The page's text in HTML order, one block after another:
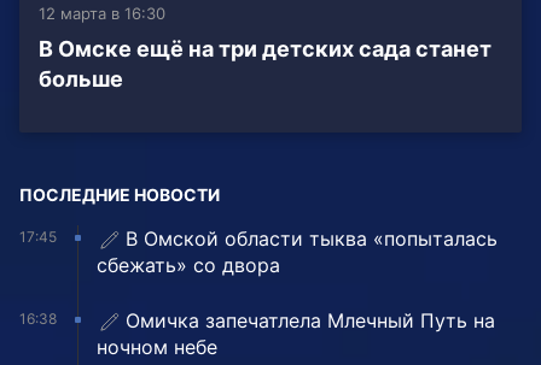
12 марта в 16:30
В Омске ещё на три детских сада станет
больше
ПОСЛЕДНИЕ НОВОСТИ
17:45
В Омской области тыква «попыталась
сбежать» со двора
16:38
Омичка запечатлела Млечный Путь на
ночном небе